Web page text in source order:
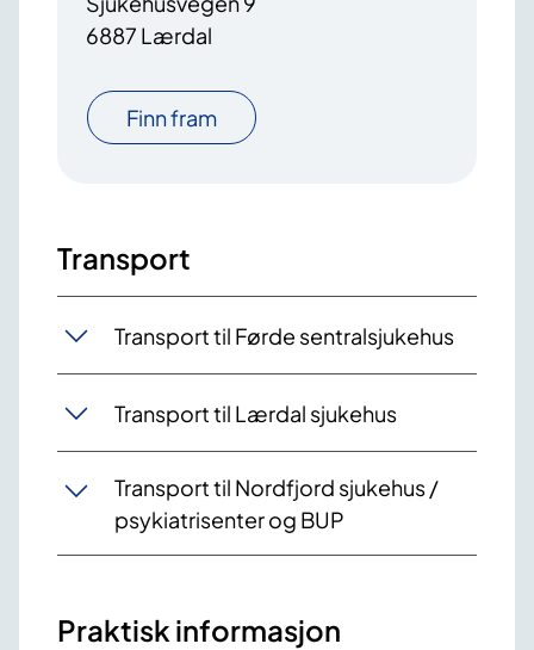
6887 Lærdal
Finn fram
Transport
Transport til Førde sentralsjukehus
Transport til Lærdal sjukehus
Transport til Nordfjord sjukehus /
psykiatrisenter og BUP
Praktisk informasjon